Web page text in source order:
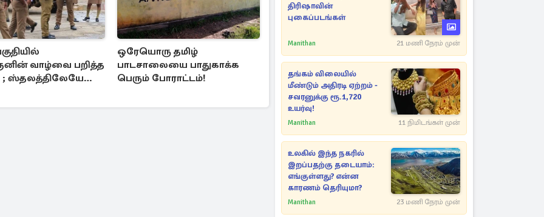
வாழ்வை பறித்த
; ஸ்தலத்திலேயே
ஒரேயொரு தமிழ்
பாடசாலையை பாதுகாக்க
பெரும் போராட்டம்!
திரிஷாவின்
புகைப்படங்கள்
Manithan 21 மணி நேரம் முன்
தங்கம் விலையில்
மீண்டும் அதிரடி ஏற்றம் -
சவரனுக்கு ரூ.1,720
உயர்வு!
Manithan 11 நிமிடங்கள் முன்
உலகில் இந்த நகரில்
இறப்பதற்கு தடையாம்:
எங்குள்ளது? என்ன
காரணம் தெரியுமா?
Manithan 23 மணி நேரம் முன்